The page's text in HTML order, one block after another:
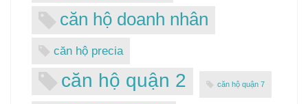
căn hộ doanh nhân
căn hộ precia
căn hộ quận 2 căn hộ quận 7